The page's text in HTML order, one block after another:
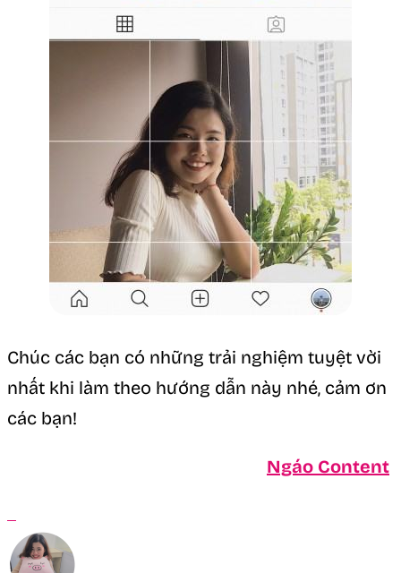
Chúc các bạn có những trải nghiệm tuyệt vời
nhất khi làm theo hướng dẫn này nhé, cảm ơn
các bạn!
Ngáo Content